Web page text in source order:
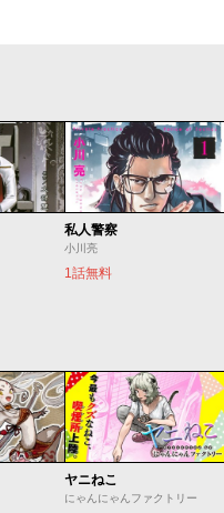
私人警察
小川亮
1話無料
ヤニねこ
にゃんにゃんファクトリー